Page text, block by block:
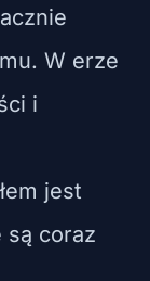
W erze
i
jest
są coraz